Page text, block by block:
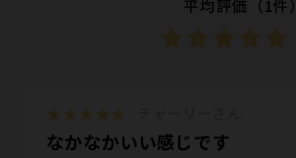
平均評価（1件）
なかなかいい感じです